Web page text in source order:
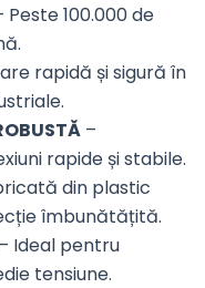
Peste 100.000 de
rapidă și sigură în
–
rapide și stabile.
din plastic
îmbunătățită.
– Ideal pentru
tensiune.